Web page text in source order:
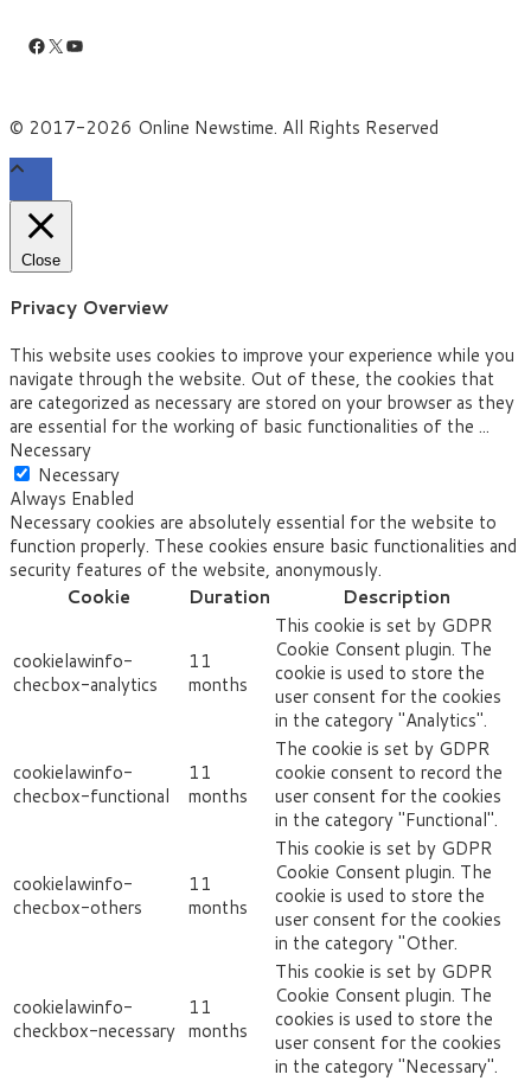
Facebook
X YouTube
© 2017-2026 Online Newstime. All Rights Reserved
Close
Privacy Overview
This website uses cookies to improve your experience while you
navigate through the website. Out of these, the cookies that
are categorized as necessary are stored on your browser as they
are essential for the working of basic functionalities of the ...
Necessary
Necessary
Always Enabled
Necessary cookies are absolutely essential for the website to
function properly. These cookies ensure basic functionalities and
security features of the website, anonymously.
Cookie
Duration Description
cookielawinfo-
checbox-analytics
11
months
This cookie is set by GDPR
Cookie Consent plugin. The
cookie is used to store the
user consent for the cookies
in the category "Analytics".
cookielawinfo-
checbox-functional
11
months
The cookie is set by GDPR
cookie consent to record the
user consent for the cookies
in the category "Functional".
cookielawinfo-
checbox-others
11
months
This cookie is set by GDPR
Cookie Consent plugin. The
cookie is used to store the
user consent for the cookies
in the category "Other.
cookielawinfo-
checkbox-necessary
11
months
This cookie is set by GDPR
Cookie Consent plugin. The
cookies is used to store the
user consent for the cookies
in the category "Necessary".